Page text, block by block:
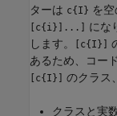
ターは c{I} を空
[c{i}]...]
にな
します。
[c{I}]
あるため、コー
[c{I}] のクラス
クラスと実